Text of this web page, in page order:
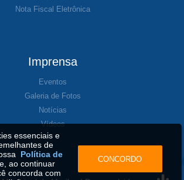
Nota Fiscal Eletrônica
Imprensa
Eventos
Galeria de Fotos
Notícias
Vídeos
essenciais e
de
Política de
ao continuar
concorda com
CONCORDO